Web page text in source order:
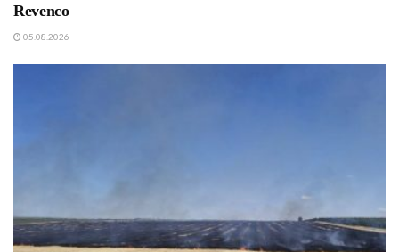
Revenco
05.08.2026